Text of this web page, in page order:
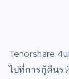
Tenorshare
ไปที่การกู้คืนร